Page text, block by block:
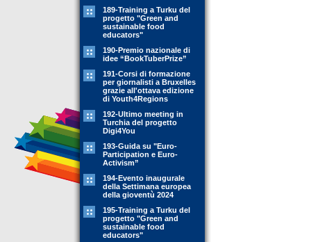
189-Training a Turku del
progetto "Green and
sustainable food
educators"
190-Premio nazionale di
idee “BookTuberPrize”
191-Corsi di formazione
per giornalisti a Bruxelles
grazie all'ottava edizione
di Youth4Regions
192-Ultimo meeting in
Turchia del progetto
Digi4You
193-Guida su "Euro-
Participation e Euro-
Activism”
194-Evento inaugurale
della Settimana europea
della gioventù 2024
195-Training a Turku del
progetto "Green and
sustainable food
educators"